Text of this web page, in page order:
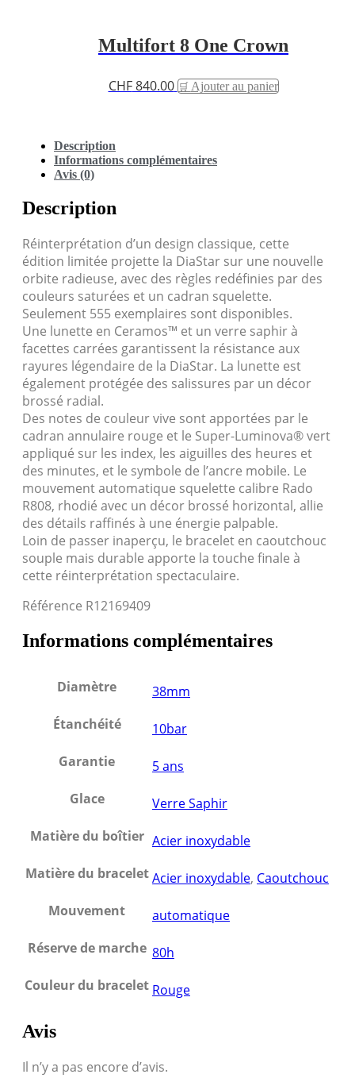
Multifort 8 One Crown
CHF840.00 Ajouter au panier
Description
Informations complémentaires
Avis (0)
Description
Réinterprétation d’un design classique, cette
édition limitée projette la DiaStar sur une nouvelle
orbite radieuse, avec des règles redéfinies par des
couleurs saturées et un cadran squelette.
Seulement 555 exemplaires sont disponibles.
Une lunette en Ceramos™ et un verre saphir à
facettes carrées garantissent la résistance aux
rayures légendaire de la DiaStar. La lunette est
également protégée des salissures par un décor
brossé radial.
Des notes de couleur vive sont apportées par le
cadran annulaire rouge et le Super-Luminova® vert
appliqué sur les index, les aiguilles des heures et
des minutes, et le symbole de l’ancre mobile. Le
mouvement automatique squelette calibre Rado
R808, rhodié avec un décor brossé horizontal, allie
des détails raffinés à une énergie palpable.
Loin de passer inaperçu, le bracelet en caoutchouc
souple mais durable apporte la touche finale à
cette réinterprétation spectaculaire.
Référence R12169409
Informations complémentaires
Diamètre
38mm
Étanchéité
10bar
Garantie
5 ans
Glace
Verre Saphir
Matière du boîtier Acier inoxydable
Matière du bracelet Acier inoxydable, Caoutchouc
Mouvement
automatique
Réserve de marche 80h
Couleur du bracelet Rouge
Avis
Il n’y a pas encore d’avis.